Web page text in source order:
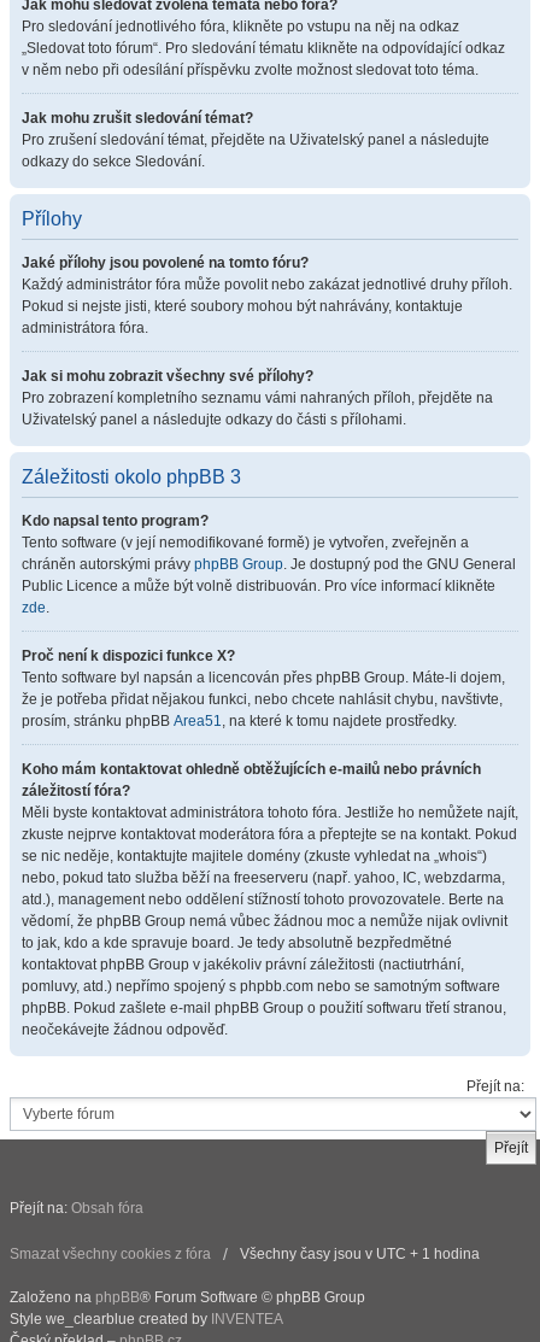
Jak mohu sledovat zvolená témata nebo fóra?
Pro sledování jednotlivého fóra, klikněte po vstupu na něj na odkaz
„Sledovat toto fórum“. Pro sledování tématu klikněte na odpovídající odkaz
v něm nebo při odesílání příspěvku zvolte možnost sledovat toto téma.
Jak mohu zrušit sledování témat?
Pro zrušení sledování témat, přejděte na Uživatelský panel a následujte
odkazy do sekce Sledování.
Přílohy
Jaké přílohy jsou povolené na tomto fóru?
Každý administrátor fóra může povolit nebo zakázat jednotlivé druhy příloh.
Pokud si nejste jisti, které soubory mohou být nahrávány, kontaktuje
administrátora fóra.
Jak si mohu zobrazit všechny své přílohy?
Pro zobrazení kompletního seznamu vámi nahraných příloh, přejděte na
Uživatelský panel a následujte odkazy do části s přílohami.
Záležitosti okolo phpBB 3
Kdo napsal tento program?
Tento software (v její nemodifikované formě) je vytvořen, zveřejněn a
chráněn autorskými právy phpBB Group. Je dostupný pod the GNU General
Public Licence a může být volně distribuován. Pro více informací klikněte
zde.
Proč není k dispozici funkce X?
Tento software byl napsán a licencován přes phpBB Group. Máte-li dojem,
že je potřeba přidat nějakou funkci, nebo chcete nahlásit chybu, navštivte,
prosím, stránku phpBB Area51, na které k tomu najdete prostředky.
Koho mám kontaktovat ohledně obtěžujících e-mailů nebo právních
záležitostí fóra?
Měli byste kontaktovat administrátora tohoto fóra. Jestliže ho nemůžete najít,
zkuste nejprve kontaktovat moderátora fóra a přeptejte se na kontakt. Pokud
se nic neděje, kontaktujte majitele domény (zkuste vyhledat na „whois“)
nebo, pokud tato služba běží na freeserveru (např. yahoo, IC, webzdarma,
atd.), management nebo oddělení stížností tohoto provozovatele. Berte na
vědomí, že phpBB Group nemá vůbec žádnou moc a nemůže nijak ovlivnit
to jak, kdo a kde spravuje board. Je tedy absolutně bezpředmětné
kontaktovat phpBB Group v jakékoliv právní záležitosti (nactiutrhání,
pomluvy, atd.) nepřímo spojený s phpbb.com nebo se samotným software
phpBB. Pokud zašlete e-mail phpBB Group o použití softwaru třetí stranou,
neočekávejte žádnou odpověď.
Přejít na:
Přejít na: Obsah fóra
Smazat všechny cookies z fóra Všechny časy jsou v UTC + 1 hodina
Založeno na phpBB® Forum Software © phpBB Group
Style we_clearblue created by INVENTEA